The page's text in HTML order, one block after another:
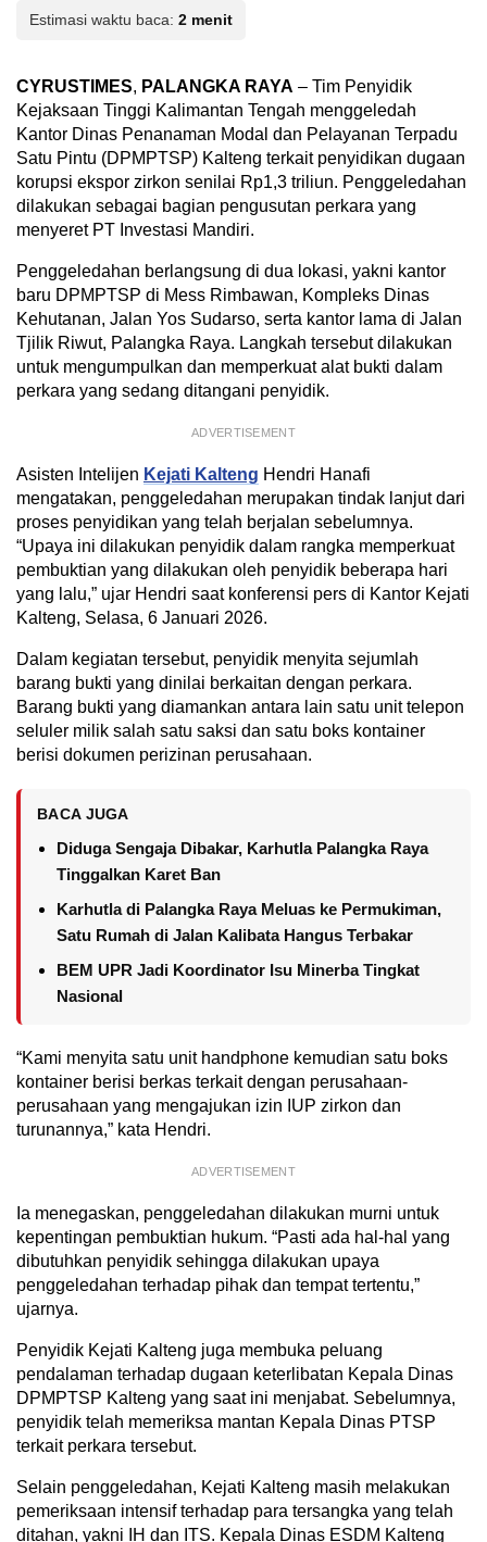
Estimasi waktu baca: 2 menit
CYRUSTIMES, PALANGKA RAYA – Tim Penyidik
Kejaksaan Tinggi Kalimantan Tengah menggeledah
Kantor Dinas Penanaman Modal dan Pelayanan Terpadu
Satu Pintu (DPMPTSP) Kalteng terkait penyidikan dugaan
korupsi ekspor zirkon senilai Rp1,3 triliun. Penggeledahan
dilakukan sebagai bagian pengusutan perkara yang
menyeret PT Investasi Mandiri.
Penggeledahan berlangsung di dua lokasi, yakni kantor
baru DPMPTSP di Mess Rimbawan, Kompleks Dinas
Kehutanan, Jalan Yos Sudarso, serta kantor lama di Jalan
Tjilik Riwut, Palangka Raya. Langkah tersebut dilakukan
untuk mengumpulkan dan memperkuat alat bukti dalam
perkara yang sedang ditangani penyidik.
ADVERTISEMENT
Asisten Intelijen Kejati Kalteng Hendri Hanafi
mengatakan, penggeledahan merupakan tindak lanjut dari
proses penyidikan yang telah berjalan sebelumnya.
“Upaya ini dilakukan penyidik dalam rangka memperkuat
pembuktian yang dilakukan oleh penyidik beberapa hari
yang lalu,” ujar Hendri saat konferensi pers di Kantor Kejati
Kalteng, Selasa, 6 Januari 2026.
Dalam kegiatan tersebut, penyidik menyita sejumlah
barang bukti yang dinilai berkaitan dengan perkara.
Barang bukti yang diamankan antara lain satu unit telepon
seluler milik salah satu saksi dan satu boks kontainer
berisi dokumen perizinan perusahaan.
BACA JUGA
Diduga Sengaja Dibakar, Karhutla Palangka Raya
Tinggalkan Karet Ban
Karhutla di Palangka Raya Meluas ke Permukiman,
Satu Rumah di Jalan Kalibata Hangus Terbakar
BEM UPR Jadi Koordinator Isu Minerba Tingkat
Nasional
“Kami menyita satu unit handphone kemudian satu boks
kontainer berisi berkas terkait dengan perusahaan-
perusahaan yang mengajukan izin IUP zirkon dan
turunannya,” kata Hendri.
ADVERTISEMENT
Ia menegaskan, penggeledahan dilakukan murni untuk
kepentingan pembuktian hukum. “Pasti ada hal-hal yang
dibutuhkan penyidik sehingga dilakukan upaya
penggeledahan terhadap pihak dan tempat tertentu,”
ujarnya.
Penyidik Kejati Kalteng juga membuka peluang
pendalaman terhadap dugaan keterlibatan Kepala Dinas
DPMPTSP Kalteng yang saat ini menjabat. Sebelumnya,
penyidik telah memeriksa mantan Kepala Dinas PTSP
terkait perkara tersebut.
Selain penggeledahan, Kejati Kalteng masih melakukan
pemeriksaan intensif terhadap para tersangka yang telah
ditahan, yakni IH dan ITS. Kepala Dinas ESDM Kalteng